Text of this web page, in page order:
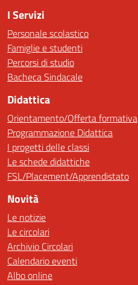
I Servizi
Personale scolastico
Famiglie e studenti
Percorsi di studio
Bacheca Sindacale
Didattica
Orientamento/Offerta formativa
Programmazione Didattica
I progetti delle classi
Le schede didattiche
FSL/Placement/Apprendistato
Novità
Le notizie
Le circolari
Archivio Circolari
Calendario eventi
Albo online